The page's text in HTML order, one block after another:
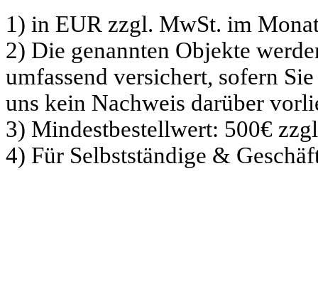
1) in EUR zzgl. MwSt. im
2) Die genannten Objekte
umfassend versichert, sofern
uns kein Nachweis darüber
3) Mindestbestellwert: 500€
4) Für Selbstständige &